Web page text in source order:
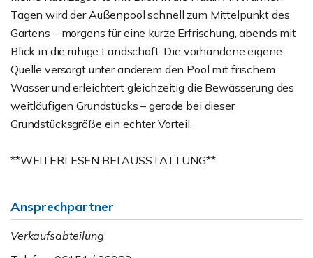
Tagen wird der Außenpool schnell zum Mittelpunkt des
Gartens – morgens für eine kurze Erfrischung, abends mit
Blick in die ruhige Landschaft. Die vorhandene eigene
Quelle versorgt unter anderem den Pool mit frischem
Wasser und erleichtert gleichzeitig die Bewässerung des
weitläufigen Grundstücks – gerade bei dieser
Grundstücksgröße ein echter Vorteil.
**WEITERLESEN BEI AUSSTATTUNG**
Ansprechpartner
Verkaufsabteilung